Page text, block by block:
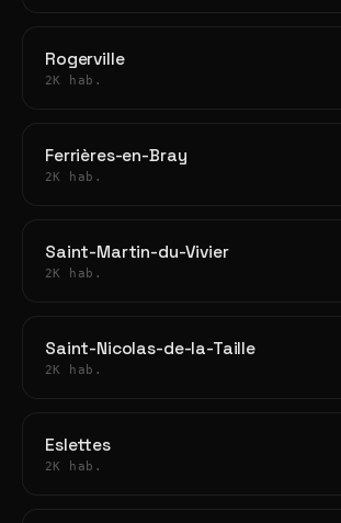
Rogerville
2K hab.
Ferrières-en-Bray
2K hab.
Saint-Martin-du-Vivier
2K hab.
Saint-Nicolas-de-la-Taille
2K hab.
Eslettes
2K hab.